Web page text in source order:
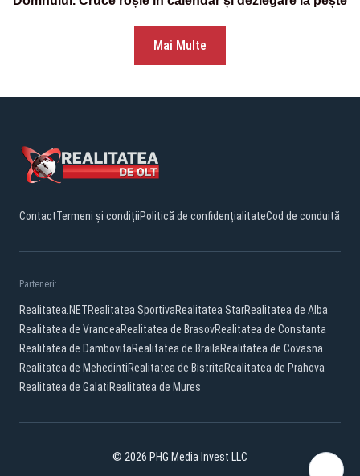
Mai Multe
ContactTermeni și condițiiPolitică de confidențialitateCod de conduită
Parteneri:
Realitatea.NETRealitatea SportivaRealitatea StarRealitatea de Alba
Realitatea de VranceaRealitatea de BrasovRealitatea de Constanta
Realitatea de DambovitaRealitatea de BrailaRealitatea de Covasna
Realitatea de MehedintiRealitatea de BistritaRealitatea de Prahova
Realitatea de GalatiRealitatea de Mures
© 2026 PHG Media Invest LLC